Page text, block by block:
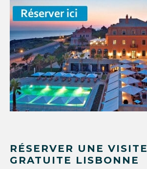
RÉSERVER UNE VISITE
GRATUITE LISBONNE